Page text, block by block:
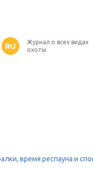
RU
Журнал о всех видах
охоты
время респауна и